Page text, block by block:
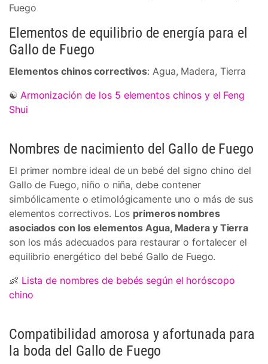
Fuego
Elementos de equilibrio de energía para el
Gallo de Fuego
Elementos chinos correctivos: Agua, Madera, Tierra
☯ Armonización de los 5 elementos chinos y el Feng
Shui
Nombres de nacimiento del Gallo de Fuego
El primer nombre ideal de un bebé del signo chino del
Gallo de Fuego, niño o niña, debe contener
simbólicamente o etimológicamente uno o más de sus
elementos correctivos. Los primeros nombres
asociados con los elementos Agua, Madera y Tierra
son los más adecuados para restaurar o fortalecer el
equilibrio energético del bebé Gallo de Fuego.
👶 Lista de nombres de bebés según el horóscopo
chino
Compatibilidad amorosa y afortunada para
la boda del Gallo de Fuego